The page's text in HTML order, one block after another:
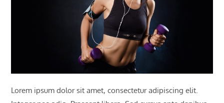
Lorem ipsum dolor sit amet, consectetur adipiscing elit.